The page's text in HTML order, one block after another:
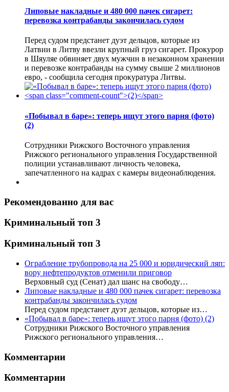
Липовые накладные и 480 000 пачек сигарет:
перевозка контрабанды закончилась судом
Перед судом предстанет дуэт дельцов, которые из
Латвии в Литву ввезли крупный груз сигарет. Прокурор
в Шяуляе обвиняет двух мужчин в незаконном хранении
и перевозке контрабанды на сумму свыше 2 миллионов
евро, - сообщила сегодня прокуратура Литвы.
«Побывал в баре»: теперь ищут этого парня (фото)
(2)
Сотрудники Рижского Восточного управления
Рижского регионального управления Государственной
полиции устанавливают личность человека,
запечатленного на кадрах с камеры видеонаблюдения.
Рекомендованно для вас
Криминальный топ 3
Криминальный топ 3
Ограбление трубопровода на 25 000 и юридический ляп:
вору нефтепродуктов отменили приговор
Верховный суд (Сенат) дал шанс на свободу…
Липовые накладные и 480 000 пачек сигарет: перевозка
контрабанды закончилась судом
Перед судом предстанет дуэт дельцов, которые из…
«Побывал в баре»: теперь ищут этого парня (фото) (2)
Сотрудники Рижского Восточного управления
Рижского регионального управления…
Комментарии
Комментарии